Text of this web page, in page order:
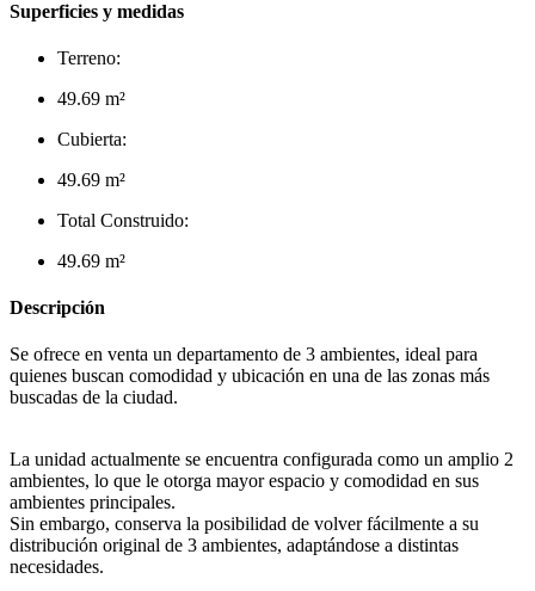
Superficies y medidas
Terreno:
49.69 m²
Cubierta:
49.69 m²
Total Construido:
49.69 m²
Descripción
Se ofrece en venta un departamento de 3 ambientes, ideal para
quienes buscan comodidad y ubicación en una de las zonas más
buscadas de la ciudad.
La unidad actualmente se encuentra configurada como un amplio 2
ambientes, lo que le otorga mayor espacio y comodidad en sus
ambientes principales.
Sin embargo, conserva la posibilidad de volver fácilmente a su
distribución original de 3 ambientes, adaptándose a distintas
necesidades.